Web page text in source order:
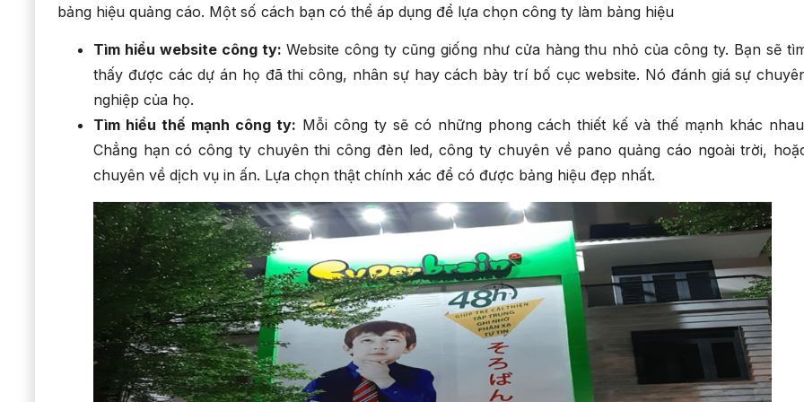
bảng hiệu quảng cáo. Một số cách bạn có thể áp dụng để lựa chọn công ty làm bảng hiệu
Tìm hiểu website công ty: Website công ty cũng giống như cửa hàng thu nhỏ của công ty. Bạn sẽ
thấy được các dự án họ đã thi công, nhân sự hay cách bày trí bố cục website. Nó đánh giá sự
nghiệp của họ.
Tìm hiểu thế mạnh công ty: Mỗi công ty sẽ có những phong cách thiết kế và thế mạnh khác
Chẳng hạn có công ty chuyên thi công đèn led, công ty chuyên về pano quảng cáo ngoài trời,
chuyên về dịch vụ in ấn. Lựa chọn thật chính xác để có được bảng hiệu đẹp nhất.